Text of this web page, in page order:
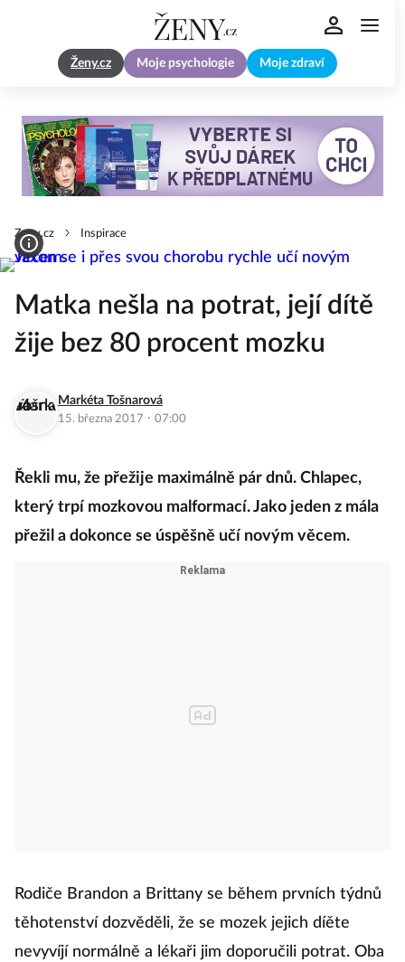
Ženy.cz Moje psychologie Moje zdraví
Zeny.cz Inspirace
Matka nešla na potrat, její dítě
žije bez 80 procent mozku
Markéta Tošnarová
15. března 2017 · 07:00
Řekli mu, že přežije maximálně pár dnů. Chlapec,
který trpí mozkovou malformací. Jako jeden z mála
přežil a dokonce se úspěšně učí novým věcem.
Rodiče Brandon a Brittany se během prvních týdnů
těhotenství dozvěděli, že se mozek jejich díěte
nevyvíjí normálně a lékaři jim doporučili potrat. Oba